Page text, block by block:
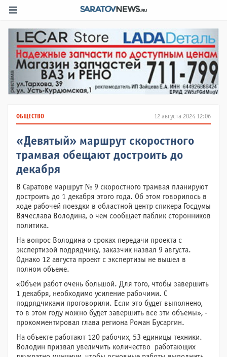
12 августа 2024 12:06
ОБЩЕСТВО
«Девятый» маршрут скоростного
трамвая обещают достроить до
декабря
В Саратове маршрут № 9 скоростного трамвая планируют
достроить до 1 декабря этого года. Об этом говорилось в
ходе рабочей поездки в областной центр спикера Госдумы
Вячеслава Володина, о чем сообщает паблик сторонников
политика.
На вопрос Володина о сроках передачи проекта с
экспертизой подрядчику, заказчик назвал 9 августа.
Однако 12 августа проект с экспертизы не вышел в
полном объеме.
«Объем работ очень большой. Для того, чтобы завершить
1 декабря, необходимо усиление рабочими. С
подрядчиками проговорили. Если это будет выполнено,
то в этом году можно будет завершить все эти объемы», -
прокомментировал глава региона Роман Бусаргин.
На объекте работают 120 рабочих, 53 единицы техники.
Володин призвал увеличить количество работающих